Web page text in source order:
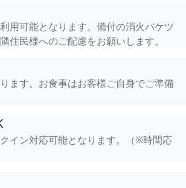
用可能となります。備付の消火バケツ
住民様へのご配慮をお願いします。
ます。お食事はお客様ご自身でご準備
イン対応可能となります。（※時間応